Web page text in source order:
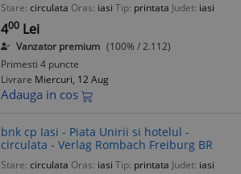
Stare: circulata Oras: iasi Tip: printata Judet: iasi
400 Lei
Vanzator premium (100% / 2.112)
Primesti 4 puncte
Livrare Miercuri, 12 Aug
Adauga in cos
bnk cp Iasi - Piata Unirii si hotelul -
circulata - Verlag Rombach Freiburg BR
Stare: circulata Oras: iasi Tip: printata Judet: iasi